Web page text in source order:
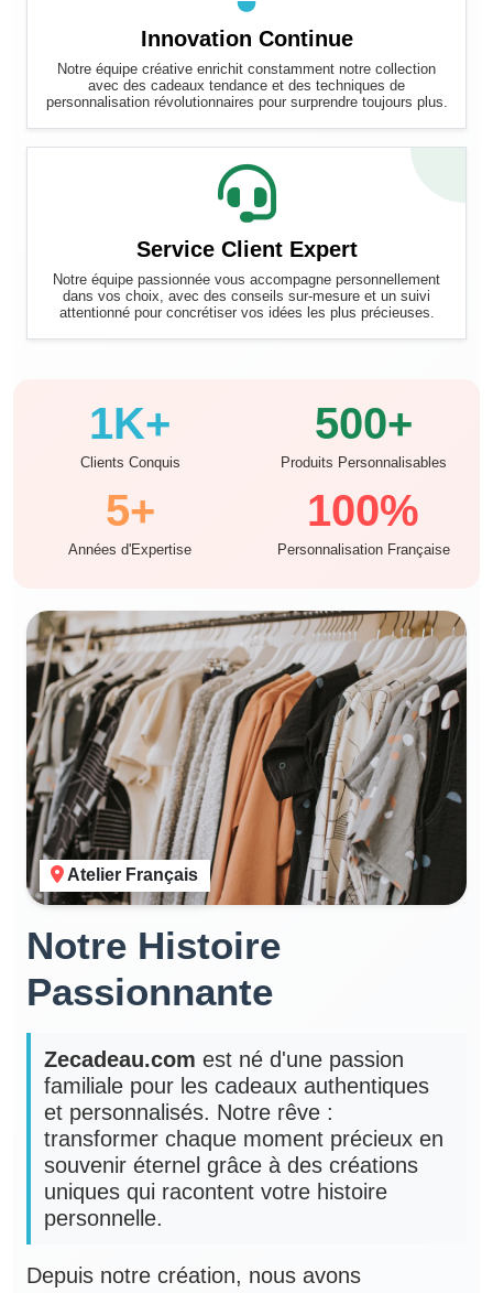
Innovation Continue
Notre équipe créative enrichit constamment notre collection
avec des cadeaux tendance et des techniques de
personnalisation révolutionnaires pour surprendre toujours plus.
Service Client Expert
Notre équipe passionnée vous accompagne personnellement
dans vos choix, avec des conseils sur-mesure et un suivi
attentionné pour concrétiser vos idées les plus précieuses.
1K+
Clients Conquis
500+
Produits Personnalisables
5+
Années d'Expertise
100%
Personnalisation Française
Atelier Français
Notre Histoire
Passionnante
Zecadeau.com est né d'une passion
familiale pour les cadeaux authentiques
et personnalisés. Notre rêve :
transformer chaque moment précieux en
souvenir éternel grâce à des créations
uniques qui racontent votre histoire
personnelle.
Depuis notre création, nous avons